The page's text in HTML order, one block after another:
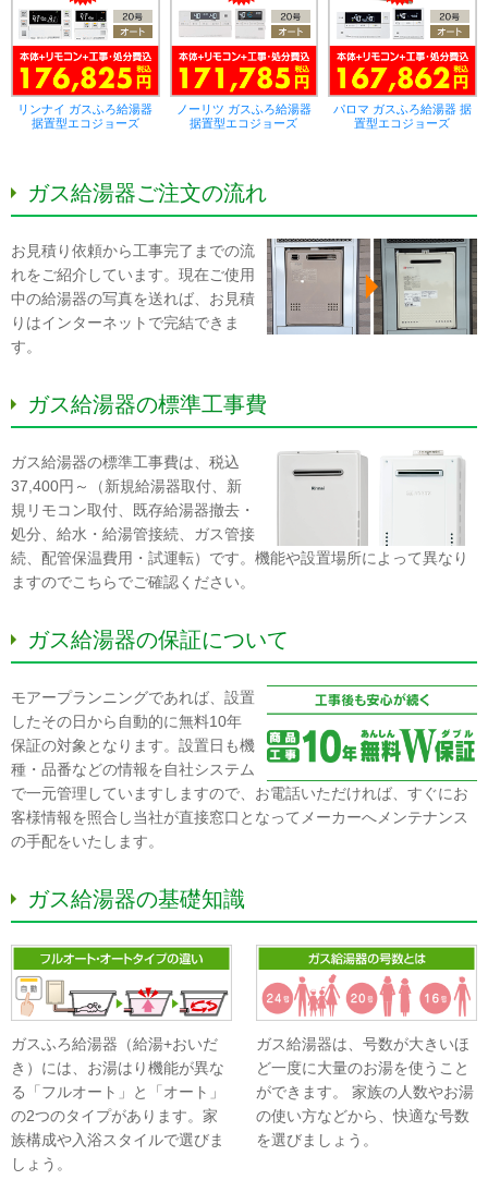
リンナイ ガスふろ給湯器
据置型エコジョーズ
ノーリツ ガスふろ給湯器
据置型エコジョーズ
パロマ ガスふろ給湯器 据
置型エコジョーズ
ガス給湯器ご注文の流れ
お見積り依頼から工事完了までの流
れをご紹介しています。現在ご使用
中の給湯器の写真を送れば、お見積
りはインターネットで完結できま
す。
ガス給湯器の標準工事費
ガス給湯器の標準工事費は、税込
37,400円～（新規給湯器取付、新
規リモコン取付、既存給湯器撤去・
処分、給水・給湯管接続、ガス管接
続、配管保温費用・試運転）です。機能や設置場所によって異なり
ますのでこちらでご確認ください。
ガス給湯器の保証について
モアープランニングであれば、設置
したその日から自動的に無料10年
保証の対象となります。設置日も機
種・品番などの情報を自社システム
で一元管理していますしますので、お電話いただければ、すぐにお
客様情報を照合し当社が直接窓口となってメーカーへメンテナンス
の手配をいたします。
ガス給湯器の基礎知識
ガスふろ給湯器（給湯+おいだ
き）には、お湯はり機能が異な
る「フルオート」と「オート」
の2つのタイプがあります。家
族構成や入浴スタイルで選びま
しょう。
ガス給湯器は、号数が大きいほ
ど一度に大量のお湯を使うこと
ができます。 家族の人数やお湯
の使い方などから、快適な号数
を選びましょう。